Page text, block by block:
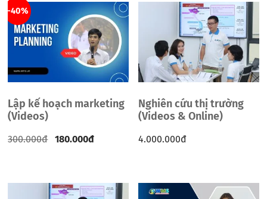
-40%
Lập kế hoạch marketing
(Videos)
300.000đ 180.000đ
Nghiên cứu thị trường
(Videos & Online)
4.000.000đ